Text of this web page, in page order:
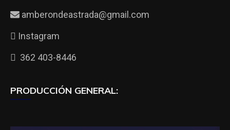
amberondeastrada@gmail.com
Instagram
362 403-8446
PRODUCCIÓN GENERAL: